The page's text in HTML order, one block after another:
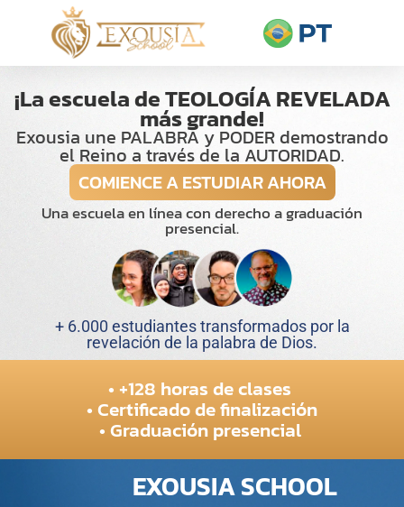
¡La escuela de TEOLOGÍA REVELADA
más grande!​
Exousia une PALABRA y PODER demostrando
el Reino a través de la AUTORIDAD.
COMIENCE A ESTUDIAR AHORA
Una escuela en línea con derecho a graduación
presencial.​
+ 6.000 estudiantes transformados por la
revelación de la palabra de Dios.
• +128 horas de clases
• Certificado de finalización
• Graduación presencial
EXOUSIA SCHOOL